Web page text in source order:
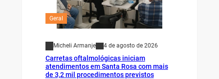
Geral
Micheli Armanje 4 de agosto de 2026
Carretas oftalmológicas iniciam
atendimentos em Santa Rosa com mais
de 3,2 mil procedimentos previstos